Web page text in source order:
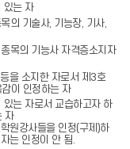
있는 자
의 기술사, 기능장, 기사,
목의 기능사 자격증소지자
을 소지한 자로서 제3호
이 인정하는 자
는 자로서 교습하고자 하
자
원강사들을 인정(구제)하
는 인정이 안 됨.